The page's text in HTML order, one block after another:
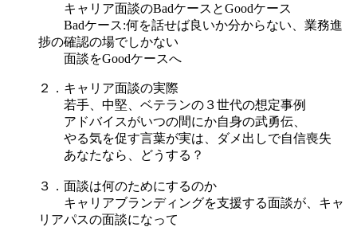
キャリア面談のBadケースとGoodケース
Badケース:何を話せば良いか分からない、業務進
捗の確認の場でしかない
面談をGoodケースへ
２．キャリア面談の実際
若手、中堅、ベテランの３世代の想定事例
アドバイスがいつの間にか自身の武勇伝、
やる気を促す言葉が実は、ダメ出しで自信喪失
あなたなら、どうする？
３．面談は何のためにするのか
キャリアブランディングを支援する面談が、キャ
リアパスの面談になって